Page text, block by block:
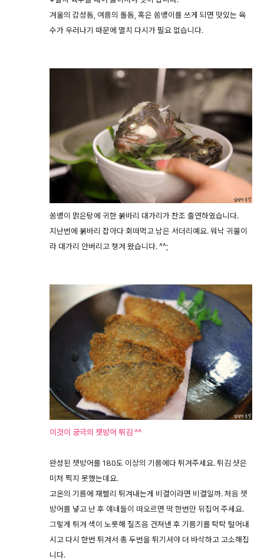
겨울의 감성돔, 여름의 돌돔, 혹은 쏨뱅이를 쓰게 되면 맛있는 육
수가 우러나기 때문에 멸치 다시가 필요 없습니다.
쏨뱅이 맑은탕에 귀한 붉바리 대가리가 찬조 출연하였습니다.
지난번에 붉바리 잡아다 회떠먹고 남은 서더리예요. 워낙 귀물이
라 대가리 안버리고 챙겨 왔습니다. ^^;
이것이 궁극의 잿방어 튀김 ^^
완성된 잿방어를 180도 이상의 기름에다 튀겨주세요. 튀김 샷은
미처 찍지 못했는데요.
고온의 기름에 재빨리 튀겨내는게 비결이라면 비결일까. 처음 잿
방어를 넣고 난 후 얘네들이 떠오르면 딱 한번만 뒤집어 주세요.
그렇게 튀겨 색이 노릇해 질즈음 건져낸 후 기름기를 탁탁 털어내
시고 다시 한번 튀겨서 총 두번을 튀기셔야 더 바삭하고 고소해집
니다.